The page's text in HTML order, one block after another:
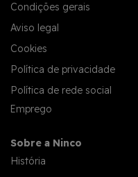
Condições gerais
Aviso legal
Cookies
Política de privacidade
Política de rede social
Emprego
Sobre a Ninco
História